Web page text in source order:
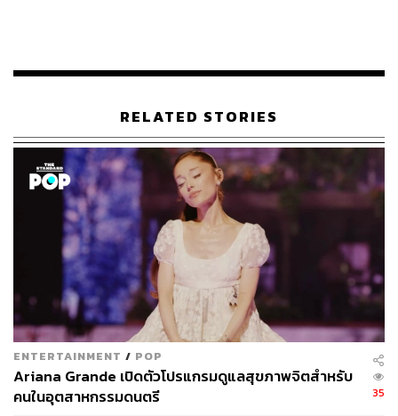
อเลสซานโดร มิเคเล, ลานา เดล เรย์ และจาเร็ด เลโต ในชุด
ของ Gucci
RELATED STORIES
ENTERTAINMENT / POP
Ariana Grande เปิดตัวโปรแกรมดูแลสุขภาพจิตสำหรับ
คนในอุตสาหกรรมดนตรี
35